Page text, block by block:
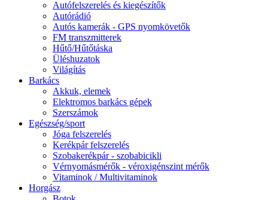
Autófelszerelés és kiegészítők
Autórádió
Autós kamerák - GPS nyomkövetők
FM transzmitterek
Hűtő/Hűtőtáska
Üléshuzatok
Világítás
Barkács
Akkuk, elemek
Elektromos barkács gépek
Szerszámok
Egészség/sport
Jóga felszerelés
Kerékpár felszerelés
Szobakerékpár - szobabicikli
Vérnyomásmérők - véroxigénszint mérők
Vitaminok / Multivitaminok
Horgász